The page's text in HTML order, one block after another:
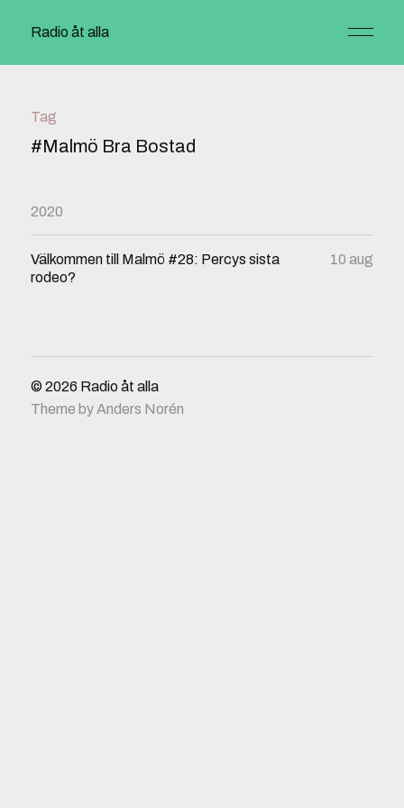
Radio åt alla
Tag
#Malmö Bra Bostad
2020
Välkommen till Malmö #28: Percys sista
rodeo?
10 aug
© 2026 Radio åt alla
Theme byAnders Norén